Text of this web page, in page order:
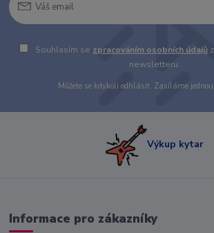
Souhlasím se zpracováním osobních údajů
newsletteru.
Můžete se kdykoli odhlásit. Zasíláme
Výkup kytar
Informace pro zákazníky